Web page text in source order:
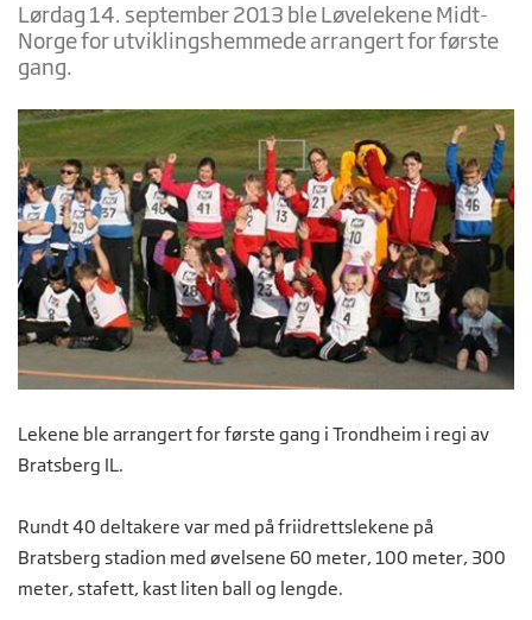
Lørdag 14. september 2013 ble Løvelekene Midt-
Norge for utviklingshemmede arrangert for første
gang.
Lekene ble arrangert for første gang i Trondheim i regi av
Bratsberg IL.
Rundt 40 deltakere var med på friidrettslekene på
Bratsberg stadion med øvelsene 60 meter, 100 meter, 300
meter, stafett, kast liten ball og lengde.